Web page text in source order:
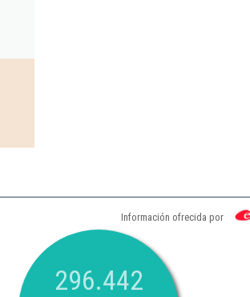
Información ofrecida por
296.442